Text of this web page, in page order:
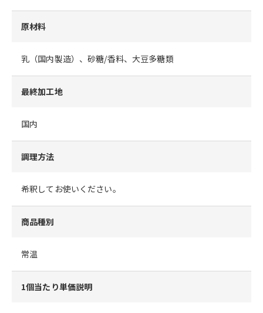
原材料
乳（国内製造）、砂糖/香料、大豆多糖類
最終加工地
国内
調理方法
希釈してお使いください。
商品種別
常温
1個当たり単価説明